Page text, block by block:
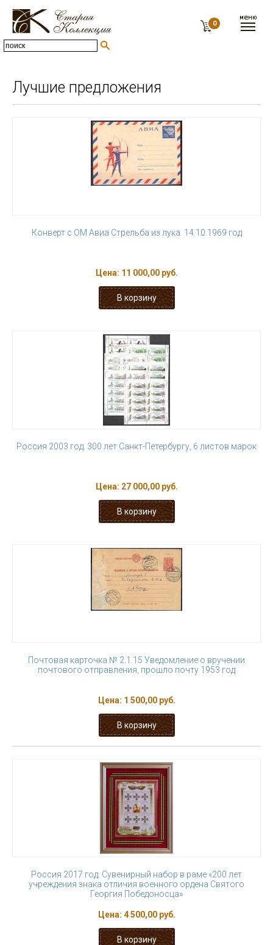
0
Лучшие предложения
Конверт с ОМ Авиа Стрельба из лука. 14.10.1969 год
Цена: 11 000,00 руб.
Россия 2003 год. 300 лет Санкт-Петербургу, 6 листов марок
Цена: 27 000,00 руб.
Почтовая карточка № 2.1.15 Уведомление о вручении
почтового отправления, прошло почту 1953 год
Цена: 1 500,00 руб.
Россия 2017 год. Сувенирный набор в раме «200 лет
учреждения знака отличия военного ордена Святого
Георгия Победоносца»
Цена: 4 500,00 руб.